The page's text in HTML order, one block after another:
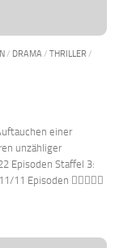
/ DRAMA / THRILLER /
einer
unzähliger
Episoden Staffel 3:
11 Episoden 